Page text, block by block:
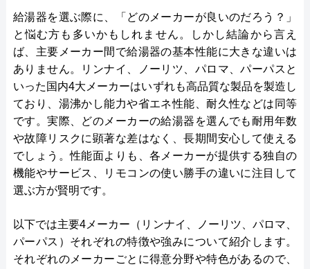
給湯器を選ぶ際に、「どのメーカーが良いのだろう？」
と悩む方も多いかもしれません。しかし結論から言え
ば、主要メーカー間で給湯器の基本性能に大きな違いは
ありません。リンナイ、ノーリツ、パロマ、パーパスと
いった国内4大メーカーはいずれも高品質な製品を製造し
ており、湯沸かし能力や省エネ性能、耐久性などは同等
です。実際、どのメーカーの給湯器を選んでも耐用年数
や故障リスクに顕著な差はなく、長期間安心して使える
でしょう。性能面よりも、各メーカーが提供する独自の
機能やサービス、リモコンの使い勝手の違いに注目して
選ぶ方が賢明です。
以下では主要4メーカー（リンナイ、ノーリツ、パロマ、
パーパス）それぞれの特徴や強みについて紹介します。
それぞれのメーカーごとに得意分野や特色があるので、